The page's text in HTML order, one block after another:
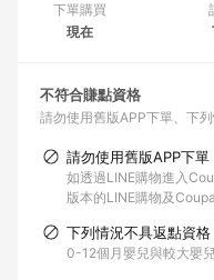
下單購買
現在
不符合賺點資格
請勿使用舊版APP下單 下
請勿使用舊版APP下單
如透過LINE購物進入
版本的LINE購物及
下列情況不具返點資格
0-12個月嬰兒與較大嬰兒